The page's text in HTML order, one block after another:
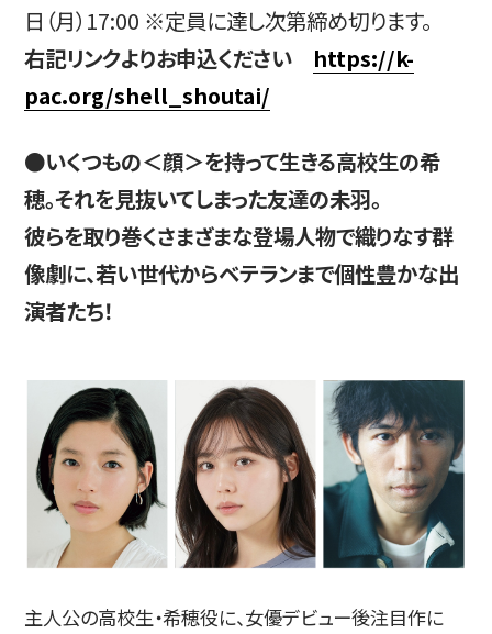
日（月）17:00 ※定員に達し次第締め切ります。
右記リンクよりお申込ください
https://k-
pac.org/shell_shoutai/
●いくつもの＜顔＞を持って生きる高校生の希
穂。それを見抜いてしまった友達の未羽。
彼らを取り巻くさまざまな登場人物で織りなす群
像劇に、若い世代からベテランまで個性豊かな出
演者たち！
主人公の高校生・希穂役に、女優デビュー後注目作に